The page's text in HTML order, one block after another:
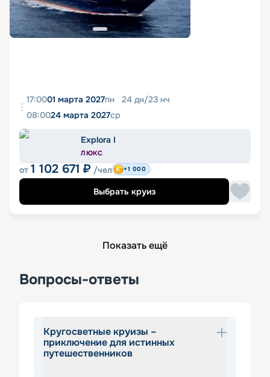
17:0001 марта 2027пн 24 дн/23 нч
08:0024 марта 2027ср
Explora I
ЛЮКС
от 1 102 671 ₽ /чел +1 000
Выбрать круиз
Показать ещё
Вопросы-ответы
Кругосветные круизы –
приключение для истинных
путешественников